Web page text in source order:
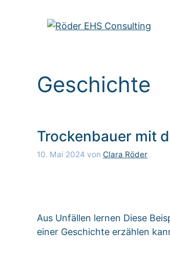
Geschichte
Trockenbauer mit
10. Mai 2024 von Clara Röder
Aus Unfällen lernen Diese
einer Geschichte erzählen